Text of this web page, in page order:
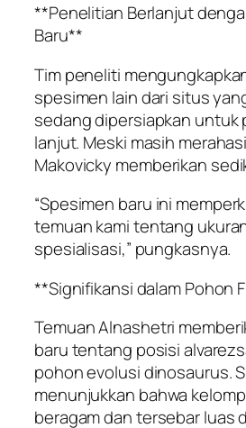
**Penelitian Berlanjut
Baru**
Tim peneliti
spesimen lain dari situs
sedang dipersiapkan untuk
lanjut. Meski masih
Makovicky memberikan
“Spesimen baru ini
temuan kami tentang
spesialisasi,” pungkasnya.
**Signifikansi dalam Pohon
Temuan Alnashetri
baru tentang posisi
pohon evolusi dinosaurus.
menunjukkan bahwa
beragam dan tersebar luas